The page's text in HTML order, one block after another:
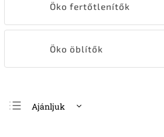
Öko fertőtlenítők
Öko öblítők
Ajánljuk